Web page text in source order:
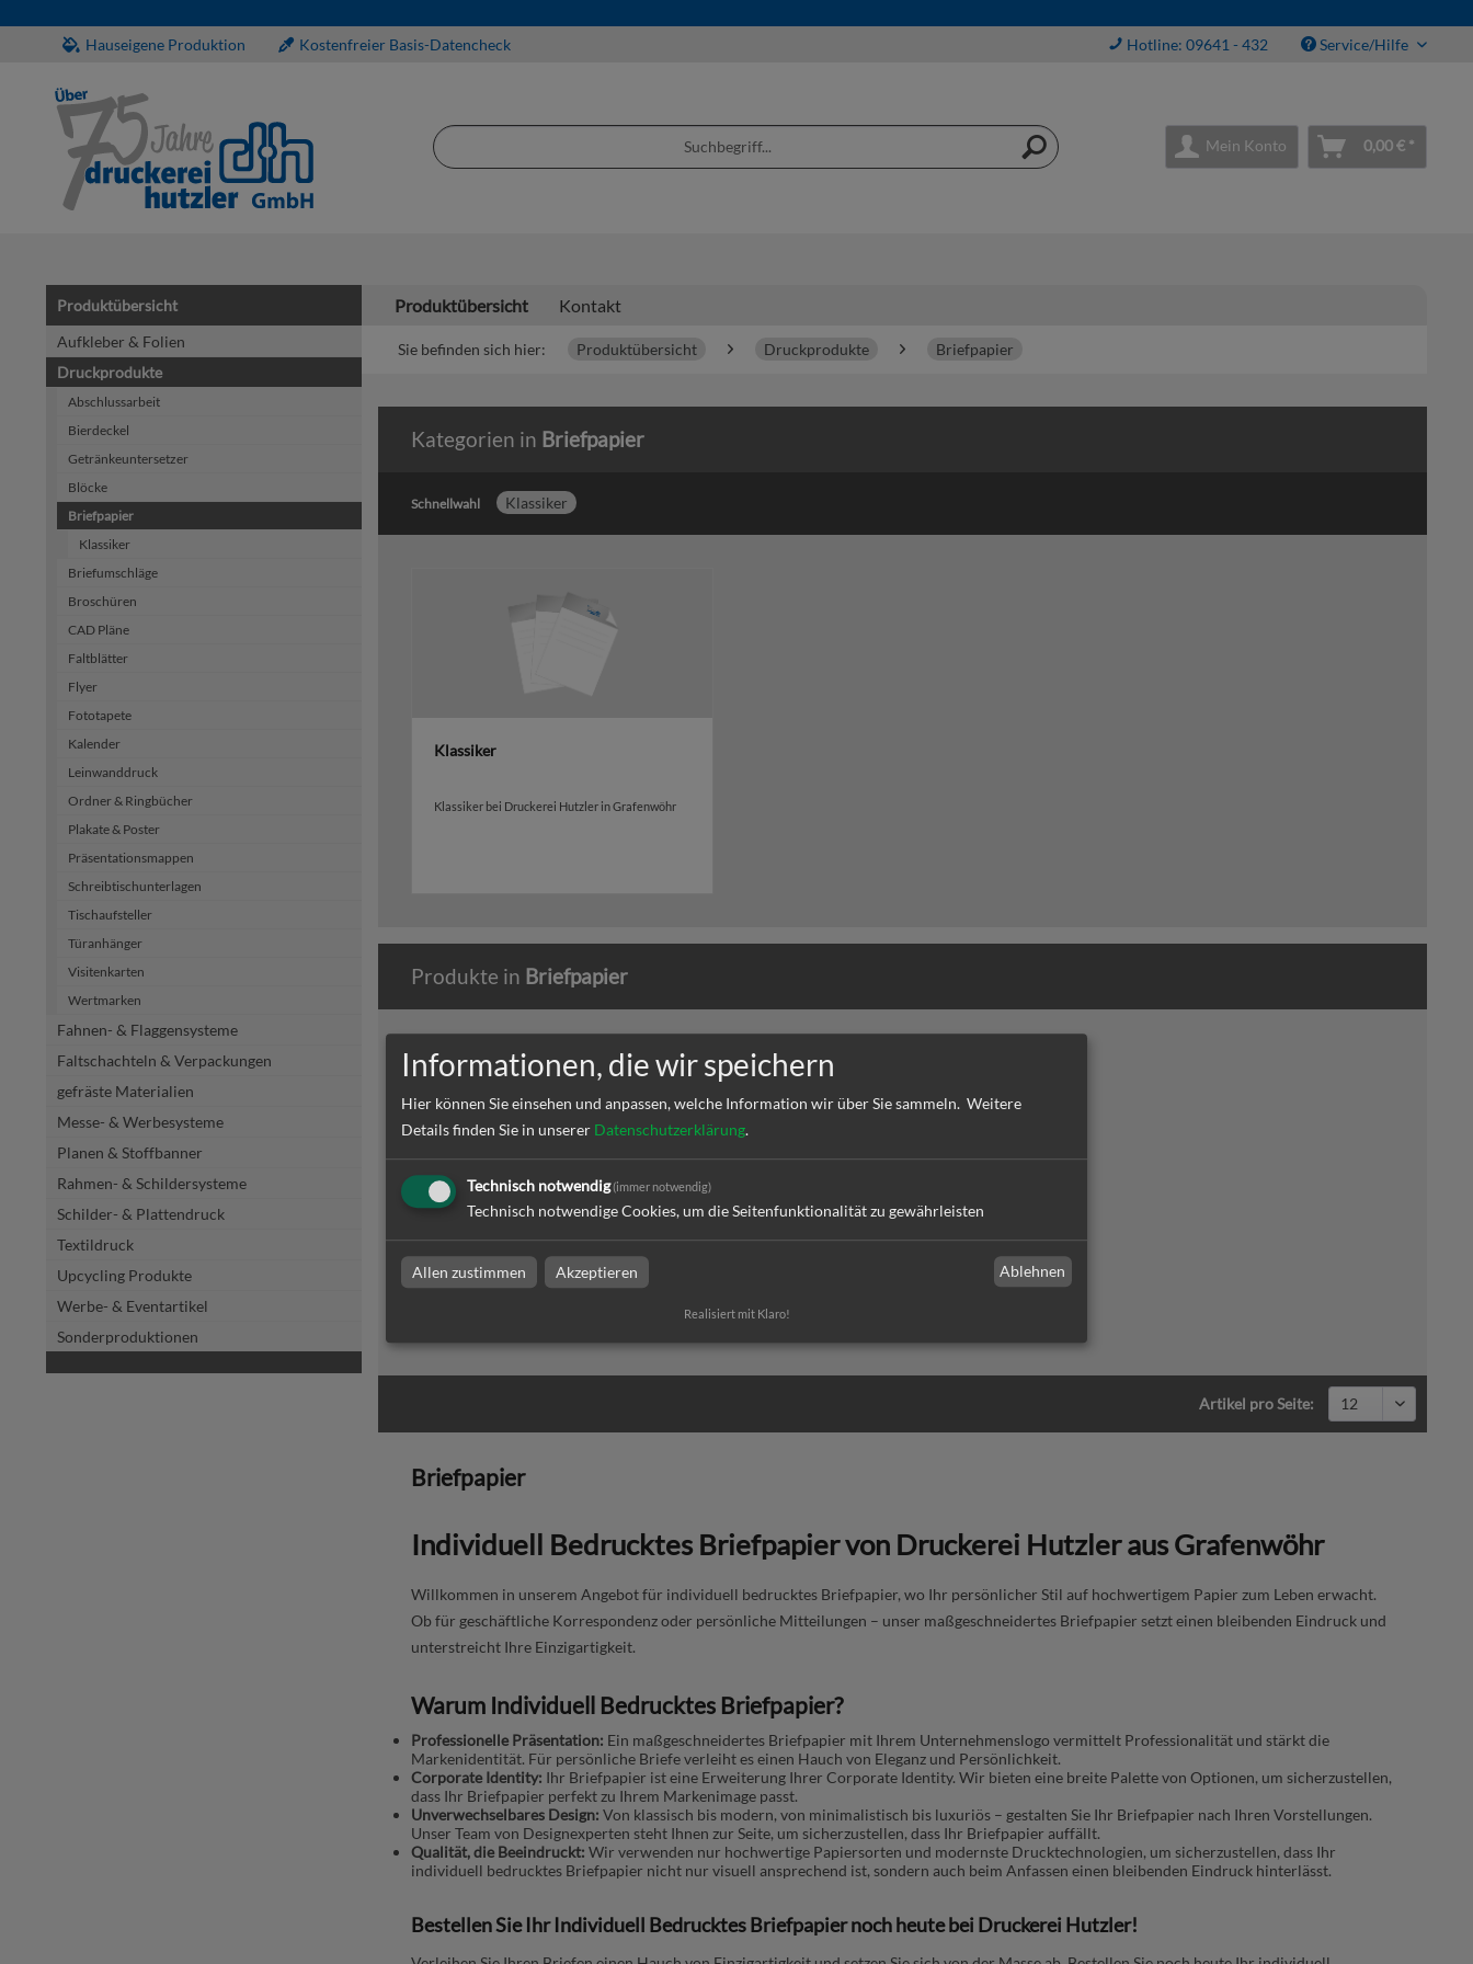
Hauseigene Produktion Kostenfreier Basis-Datencheck Hotline: 09641 - 432 Service/Hilfe
Mein Konto 0,00 € *
Produktübersicht
Aufkleber & Folien
Druckprodukte
Abschlussarbeit
Bierdeckel
Getränkeuntersetzer
Blöcke
Briefpapier
Klassiker
Briefumschläge
Broschüren
CAD Pläne
Faltblätter
Flyer
Fototapete
Kalender
Leinwanddruck
Ordner & Ringbücher
Plakate & Poster
Präsentationsmappen
Schreibtischunterlagen
Tischaufsteller
Türanhänger
Visitenkarten
Wertmarken
Fahnen- & Flaggensysteme
Faltschachteln & Verpackungen
gefräste Materialien
Messe- & Werbesysteme
Planen & Stoffbanner
Rahmen- & Schildersysteme
Schilder- & Plattendruck
Textildruck
Upcycling Produkte
Werbe- & Eventartikel
Sonderproduktionen
Produktübersicht Kontakt
Sie befinden sich hier: Produktübersicht Druckprodukte Briefpapier
Kategorien in Briefpapier
Schnellwahl Klassiker
Klassiker
Klassiker bei Druckerei Hutzler in Grafenwöhr
Produkte in Briefpapier
Briefpapier | DIN A4 | beidseitig
bedruckt
Briefpapier | DIN A4 | einseitig
bedruckt
Artikel pro Seite:
Briefpapier
Individuell Bedrucktes Briefpapier von Druckerei Hutzler aus Grafenwöhr
Willkommen in unserem Angebot für individuell bedrucktes Briefpapier, wo Ihr persönlicher Stil auf hochwertigem Papier zum Leben erwacht.
Ob für geschäftliche Korrespondenz oder persönliche Mitteilungen – unser maßgeschneidertes Briefpapier setzt einen bleibenden Eindruck und
unterstreicht Ihre Einzigartigkeit.
Warum Individuell Bedrucktes Briefpapier?
Professionelle Präsentation: Ein maßgeschneidertes Briefpapier mit Ihrem Unternehmenslogo vermittelt Professionalität und stärkt die
Markenidentität. Für persönliche Briefe verleiht es einen Hauch von Eleganz und Persönlichkeit.
Corporate Identity: Ihr Briefpapier ist eine Erweiterung Ihrer Corporate Identity. Wir bieten eine breite Palette von Optionen, um sicherzustellen,
dass Ihr Briefpapier perfekt zu Ihrem Markenimage passt.
Unverwechselbares Design: Von klassisch bis modern, von minimalistisch bis luxuriös – gestalten Sie Ihr Briefpapier nach Ihren Vorstellungen.
Unser Team von Designexperten steht Ihnen zur Seite, um sicherzustellen, dass Ihr Briefpapier auffällt.
Qualität, die Beeindruckt: Wir verwenden nur hochwertige Papiersorten und modernste Drucktechnologien, um sicherzustellen, dass Ihr
individuell bedrucktes Briefpapier nicht nur visuell ansprechend ist, sondern auch beim Anfassen einen bleibenden Eindruck hinterlässt.
Bestellen Sie Ihr Individuell Bedrucktes Briefpapier noch heute bei Druckerei Hutzler!
Informationen, die wir speichern
Hier können Sie einsehen und anpassen, welche Information wir über Sie sammeln. Weitere
Details finden Sie in unserer Datenschutzerklärung.
Technisch notwendig(immer notwendig)
Technisch notwendige Cookies, um die Seitenfunktionalität zu gewährleisten
Allen zustimmen Akzeptieren Ablehnen
Realisiert mit Klaro!